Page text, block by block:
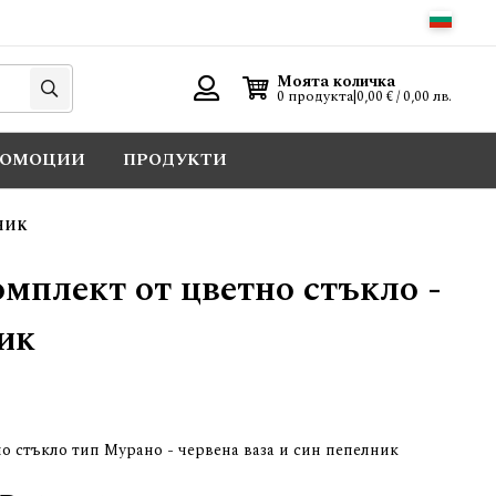
Търси
Моята количка
0 продукта|0,00 € / 0,00 лв.
ПРОДУКТИ
от цветно стъкло -
стъкло тип Мурано - червена ваза и син пепелник